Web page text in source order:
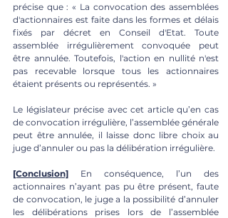
précise que : « La convocation des assemblées
d'actionnaires est faite dans les formes et délais
fixés par décret en Conseil d'Etat. Toute
assemblée irrégulièrement convoquée peut
être annulée. Toutefois, l'action en nullité n'est
pas recevable lorsque tous les actionnaires
étaient présents ou représentés. »
Le législateur précise avec cet article qu’en cas
de convocation irrégulière, l’assemblée générale
peut être annulée, il laisse donc libre choix au
juge d’annuler ou pas la délibération irrégulière.
[Conclusion] En conséquence, l’un des
actionnaires n’ayant pas pu être présent, faute
de convocation, le juge a la possibilité d’annuler
les délibérations prises lors de l’assemblée